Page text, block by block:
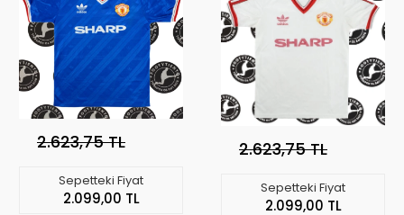
2.623,75 TL
Sepetteki Fiyat
2.099,00 TL
2.623,75 TL
Sepetteki Fiyat
2.099,00 TL